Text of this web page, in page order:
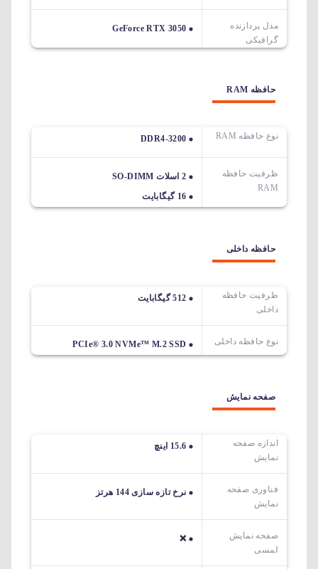
مدل پردازنده
گرافیکی
GeForce RTX 3050
حافظه RAM
نوع حافظه RAM DDR4-3200
ظرفیت حافظه
RAM
2 اسلات SO-DIMM
16 گیگابایت
حافظه داخلی
ظرفیت حافظه
داخلی
512 گیگابایت
نوع حافظه داخلی PCIe® 3.0 NVMe™ M.2 SSD
صفحه نمایش
اندازه صفحه
نمایش
15.6 اینچ
فناوری صفحه
نمایش
نرخ تازه سازی 144 هرتز
صفحه نمایش
لمسی
❌